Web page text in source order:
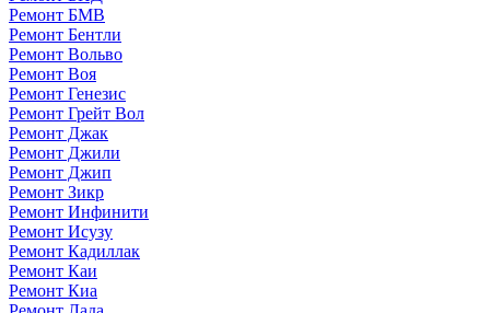
Ремонт БМВ
Ремонт Бентли
Ремонт Вольво
Ремонт Воя
Ремонт Генезис
Ремонт Грейт Вол
Ремонт Джак
Ремонт Джили
Ремонт Джип
Ремонт Зикр
Ремонт Инфинити
Ремонт Исузу
Ремонт Кадиллак
Ремонт Каи
Ремонт Киа